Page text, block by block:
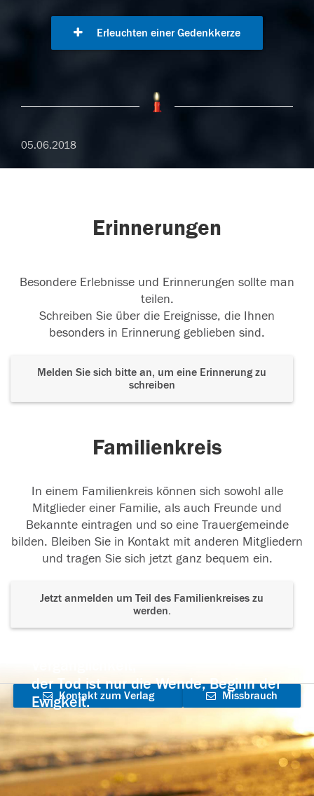
Erleuchten einer Gedenkkerze
05.06.2018
Erinnerungen
Besondere Erlebnisse und Erinnerungen sollte man
teilen.
Schreiben Sie über die Ereignisse, die Ihnen
besonders in Erinnerung geblieben sind.
Melden Sie sich bitte an, um eine Erinnerung zu
schreiben
Familienkreis
In einem Familienkreis können sich sowohl alle
Mitglieder einer Familie, als auch Freunde und
Bekannte eintragen und so eine Trauergemeinde
bilden. Bleiben Sie in Kontakt mit anderen Mitgliedern
und tragen Sie sich jetzt ganz bequem ein.
Jetzt anmelden um Teil des Familienkreises zu
werden.
der Tod ist nur die Wende, Beginn der
Ewigkeit.
Kontakt zum Verlag
aufnehmen
Missbrauch